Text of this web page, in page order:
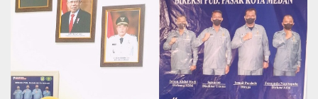
a
s
a
r
o